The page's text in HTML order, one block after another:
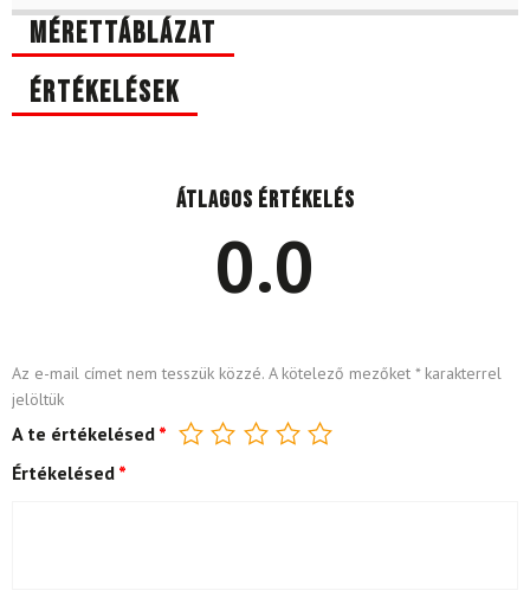
Mérettáblázat
Értékelések
Átlagos értékelés
0.0
Az e-mail címet nem tesszük közzé. A kötelező mezőket *karakterrel
jelöltük
A te értékelésed *
Értékelésed *